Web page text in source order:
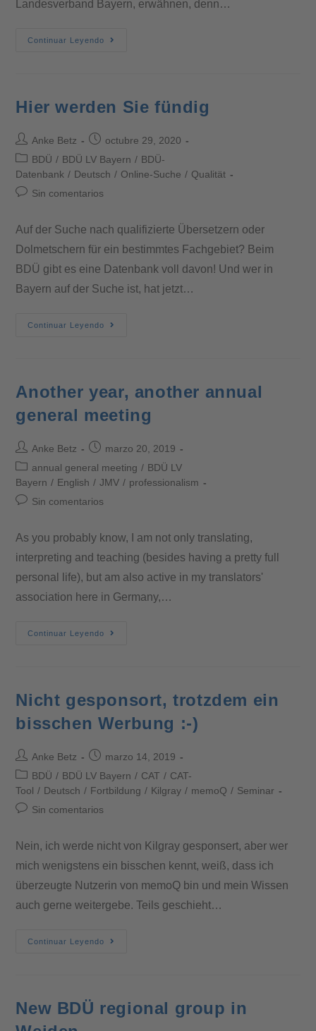
Landesverband Bayern, erwähnen, denn…
Continuar Leyendo
Hier werden Sie fündig
Anke Betz
octubre 29, 2020
BDÜ / BDÜ LV Bayern / BDÜ-
Datenbank / Deutsch / Online-Suche / Qualität
Sin comentarios
Auf der Suche nach qualifizierte Übersetzern oder
Dolmetschern für ein bestimmtes Fachgebiet? Beim
BDÜ gibt es eine Datenbank voll davon! Und wer in
Bayern auf der Suche ist, hat jetzt…
Continuar Leyendo
Another year, another annual
general meeting
Anke Betz
marzo 20, 2019
annual general meeting / BDÜ LV
Bayern / English / JMV / professionalism
Sin comentarios
As you probably know, I am not only translating,
interpreting and teaching (besides having a pretty full
personal life), but am also active in my translators'
association here in Germany,…
Continuar Leyendo
Nicht gesponsort, trotzdem ein
bisschen Werbung :-)
Anke Betz
marzo 14, 2019
BDÜ / BDÜ LV Bayern / CAT / CAT-
Tool / Deutsch / Fortbildung / Kilgray / memoQ / Seminar
Sin comentarios
Nein, ich werde nicht von Kilgray gesponsert, aber wer
mich wenigstens ein bisschen kennt, weiß, dass ich
überzeugte Nutzerin von memoQ bin und mein Wissen
auch gerne weitergebe. Teils geschieht…
Continuar Leyendo
New BDÜ regional group in